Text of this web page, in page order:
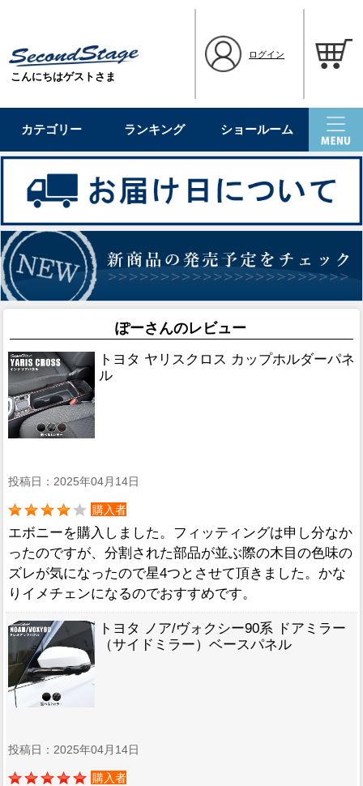
こんにちはゲストさま
ログイン
カテゴリー ランキング ショールーム
ぽーさんのレビュー
トヨタ ヤリスクロス カップホルダーパネ
ル
投稿日：2025年04月14日
購入者
エボニーを購入しました。フィッティングは申し分なか
ったのですが、分割された部品が並ぶ際の木目の色味の
ズレが気になったので星4つとさせて頂きました。かな
りイメチェンになるのでおすすめです。
トヨタ ノア/ヴォクシー90系 ドアミラー
（サイドミラー）ベースパネル
投稿日：2025年04月14日
購入者